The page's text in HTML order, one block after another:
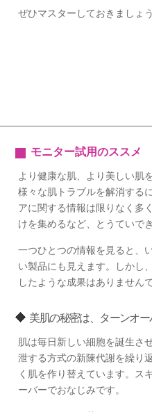
ぜひマスターしておきましょう
モニター試用のススメ
より健康な肌、より美しい肌
様々な肌トラブルを解消する
アに関する情報は限りなく多
けを集めるなど、とうていで
一つひとつの情報を見ると、
い製品にも見えます。しかし
したような成果はありません
美肌の秘密は、ターンオ
肌は毎日新しい細胞を誕生さ
泄する方式の新陳代謝を繰り
く肌を作り替えています。ス
ーバーでおなじみです。